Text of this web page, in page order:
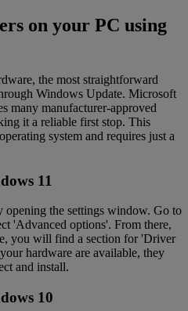
on your PC using
the most straightforward
Windows Update. Microsoft
many manufacturer-approved
it a reliable first stop. This
system and requires just a
11
opening the settings window. Go to
'Advanced options'. From there,
you will find a section for 'Driver
hardware are available, they
and install.
10